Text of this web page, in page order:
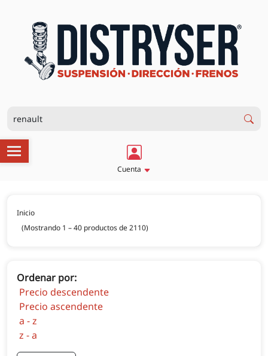
Cuenta
Inicio
(Mostrando 1 – 40 productos de 2110)
Ordenar por:
Precio descendente
Precio ascendente
a - z
z - a